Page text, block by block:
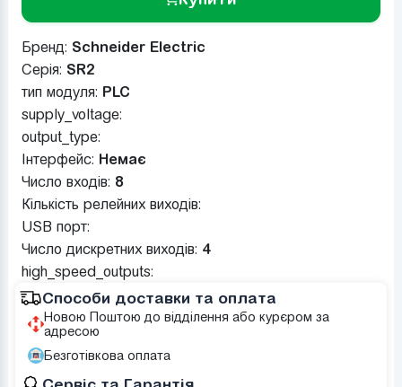
Бренд: Schneider Electric
Серія: SR2
тип модуля: PLC
supply_voltage:
output_type:
Інтерфейс: Немає
Число входів: 8
Кількість релейних виходів:
USB порт:
Число дискретних виходів: 4
high_speed_outputs:
Способи доставки та оплата
Новою Поштою до відділення або курєром за
адресою
Безготівкова оплата